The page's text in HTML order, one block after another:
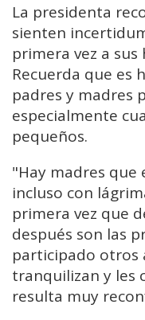
La presidenta
sienten
primera vez a
Recuerda que es
padres y madres
especialmente
pequeños.
"Hay madres
incluso con
primera vez que
después son las
participado otros
tranquilizan y les
resulta muy